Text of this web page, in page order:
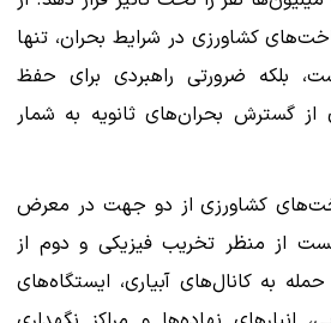
کشاورزی در شرایط بحران، تنها
بلکه ضرورتی راهبردی برای حفظ
از گسترش بحران‌های ثانویه به شمار
کشاورزی از دو جهت در معرض
از منظر تخریب فیزیکی و دوم از
به کانال‌های آبیاری، ایستگاه‌های